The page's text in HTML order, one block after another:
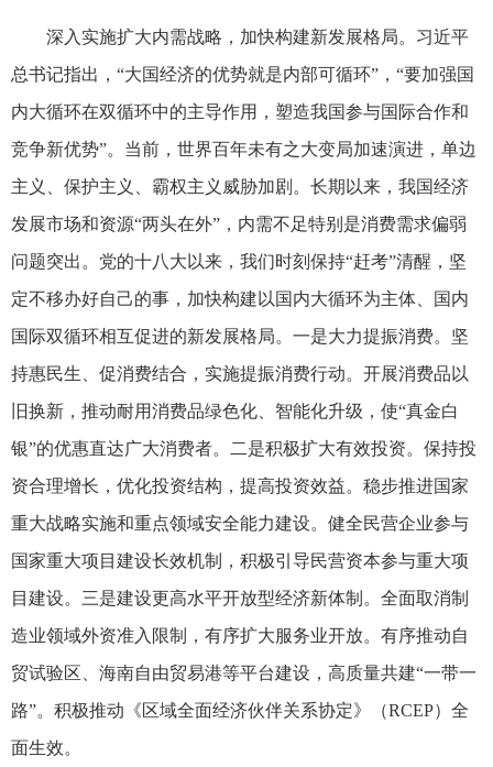
深入实施扩大内需战略，加快构建新发展格局。习近平
总书记指出，“大国经济的优势就是内部可循环”，“要加强国
内大循环在双循环中的主导作用，塑造我国参与国际合作和
竞争新优势”。当前，世界百年未有之大变局加速演进，单边
主义、保护主义、霸权主义威胁加剧。长期以来，我国经济
发展市场和资源“两头在外”，内需不足特别是消费需求偏弱
问题突出。党的十八大以来，我们时刻保持“赶考”清醒，坚
定不移办好自己的事，加快构建以国内大循环为主体、国内
国际双循环相互促进的新发展格局。一是大力提振消费。坚
持惠民生、促消费结合，实施提振消费行动。开展消费品以
旧换新，推动耐用消费品绿色化、智能化升级，使“真金白
银”的优惠直达广大消费者。二是积极扩大有效投资。保持投
资合理增长，优化投资结构，提高投资效益。稳步推进国家
重大战略实施和重点领域安全能力建设。健全民营企业参与
国家重大项目建设长效机制，积极引导民营资本参与重大项
目建设。三是建设更高水平开放型经济新体制。全面取消制
造业领域外资准入限制，有序扩大服务业开放。有序推动自
贸试验区、海南自由贸易港等平台建设，高质量共建“一带一
路”。积极推动《区域全面经济伙伴关系协定》（RCEP）全
面生效。